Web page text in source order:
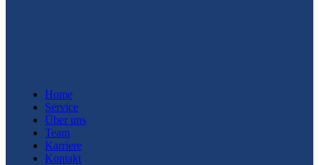
Home
Service
Über uns
Team
Karriere
Kontakt